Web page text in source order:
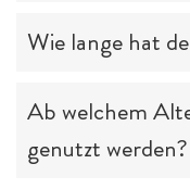
Wie lange hat
Ab welchem
genutzt werden?